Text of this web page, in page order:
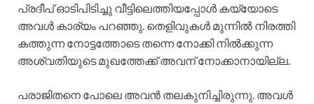
പ്രദീപ് ഓടിപിടിച്ചു വീട്ടിലെത്തിയപ്പോൾ കയ്യോടെ
അവൾ കാര്യം പറഞ്ഞു. തെളിവുകൾ മുന്നിൽ നിരത്തി
കത്തുന്ന നോട്ടത്തോടെ തന്നെ നോക്കി നിൽക്കുന്ന
അശ്വതിയുടെ മുഖത്തേക്ക് അവന് നോക്കാനായില്ല.
പരാജിതനെ പോലെ അവൻ തലകുനിച്ചിരുന്നു. അവൾ